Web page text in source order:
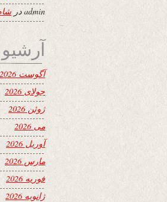
admin در
آرشیو
آگوست 2026
جولای 2026
ژوئن 2026
می 2026
آوریل 2026
مارس 2026
فوریه 2026
ژانویه 2026